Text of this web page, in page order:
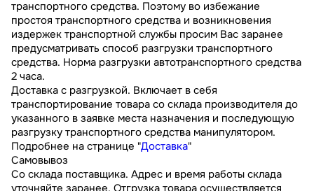
транспортного средства. Поэтому во избежание
простоя транспортного средства и возникновения
издержек транспортной службы просим Вас заранее
предусматривать способ разгрузки транспортного
средства. Норма разгрузки автотранспортного средства
2 часа.
Доставка с разгрузкой. Включает в себя
транспортирование товара со склада производителя до
указанного в заявке места назначения и последующую
разгрузку транспортного средства манипулятором.
Подробнее на странице "Доставка"
Самовывоз
Со склада поставщика. Адрес и время работы склада
уточняйте заранее. Отгрузка товара осуществляется